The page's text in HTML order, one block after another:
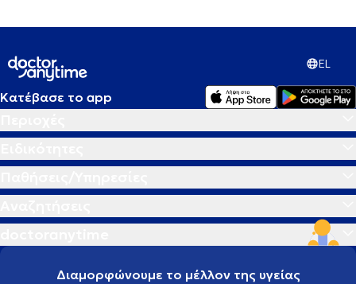
EL
Κατέβασε το app
Διαμορφώνουμε το μέλλον της υγείας